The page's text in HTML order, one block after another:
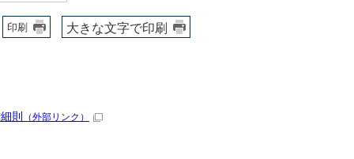
印刷 大きな文字で印刷
則 （外部リンク）